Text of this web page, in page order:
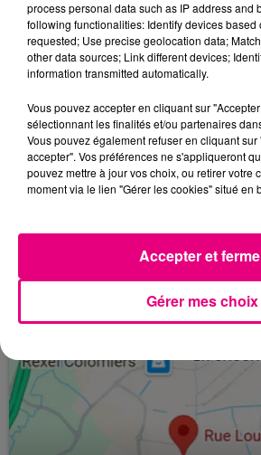
Ce qui est certain, on souhaite
4�me arbitre de la rencontre. FC
samedi 05 novembre 2016 � 20h �
match � suivre en int�gralit� sur
#TeamTFCd�s 19h30.
À LA UNE
process personal data such as IP address and
following functionalities: Identify devices
requested; Use precise geolocation data;
other data sources; Link different devices;
information transmitted automatically.
Vous pouvez accepter en cliquant sur
sélectionnant les finalités et/ou partenaires
Vous pouvez également refuser en cliquant
accepter". Vos préférences ne s'appliqueront
pouvez mettre à jour vos choix, ou retirer votre
moment via le lien "Gérer les cookies" situé en
Gérer mes choix
Accepter et